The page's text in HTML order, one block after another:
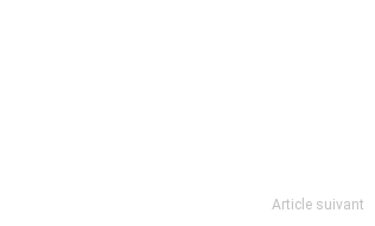
Article suivant